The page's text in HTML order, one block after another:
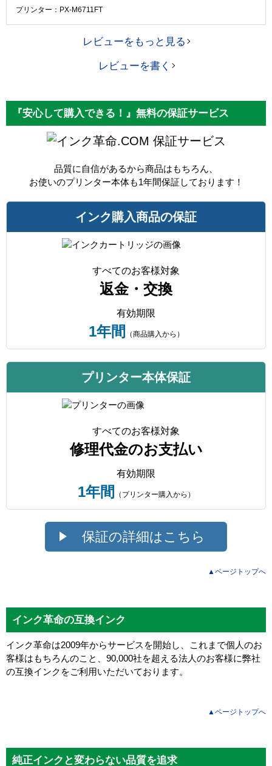
プリンター：PX-M6711FT
レビューをもっと見る
レビューを書く
『安心して購入できる！』無料の保証サービス
保証サービス
品質に自信があるから商品はもちろん、
お使いのプリンター本体も1年間保証しております！
インク購入商品の保証
すべてのお客様対象
返金・交換
有効期限
1年間 （商品購入から）
プリンター本体保証
すべてのお客様対象
修理代金のお支払い
有効期限
1年間 （プリンター購入から）
保証の詳細はこちら
▲ページトップへ
インク革命の互換インク
インク革命は2009年からサービスを開始し、これまで個人のお
客様はもちろんのこと、90,000社を超える法人のお客様に弊社
の互換インクをご利用いただいております。
▲ページトップへ
純正インクと変わらない品質を追求